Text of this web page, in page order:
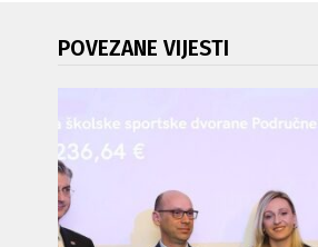
POVEZANE VIJESTI